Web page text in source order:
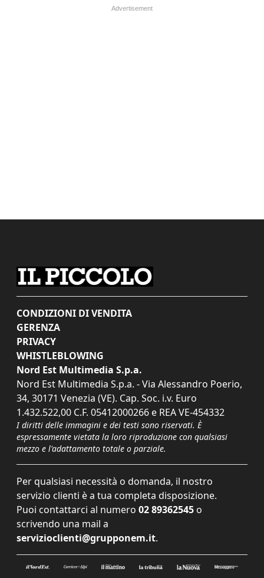
CONDIZIONI DI VENDITA
GERENZA
PRIVACY
WHISTLEBLOWING
Nord Est Multimedia S.p.a.
Nord Est Multimedia S.p.a. - Via Alessandro Poerio,
34, 30171 Venezia (VE). Cap. Soc. i.v. Euro
1.432.522,00 C.F. 05412000266 e REA VE-454332
I diritti delle immagini e dei testi sono riservati. È
espressamente vietata la loro riproduzione con qualsiasi
mezzo e l'adattamento totale o parziale.
Per qualsiasi necessità o domanda, il nostro
servizio clienti è a tua completa disposizione.
Puoi contattarci al numero 02 89362545 o
scrivendo una mail a
servizioclienti@grupponem.it.